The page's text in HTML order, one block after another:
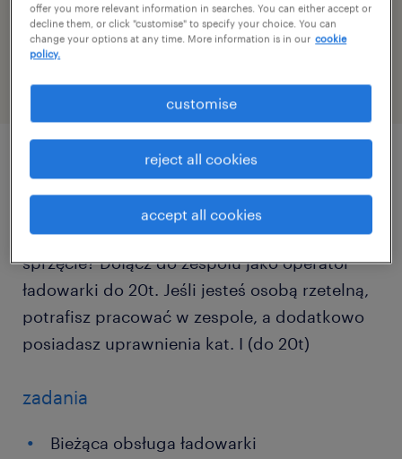
номер посилання
47008099
описание должности
Szukasz stabilnej pracy na nowoczesnym
sprzęcie? Dołącz do zespołu jako operator
ładowarki do 20t. Jeśli jesteś osobą rzetelną,
potrafisz pracować w zespole, a dodatkowo
posiadasz uprawnienia kat. I (do 20t)
zadania
Bieżąca obsługa ładowarki
offer you more relevant information in searches. You can either accept or
decline them, or click "customise" to specify your choice. You can
change your options at any time. More information is in our cookie
policy.
accept all cookies
reject all cookies
customise